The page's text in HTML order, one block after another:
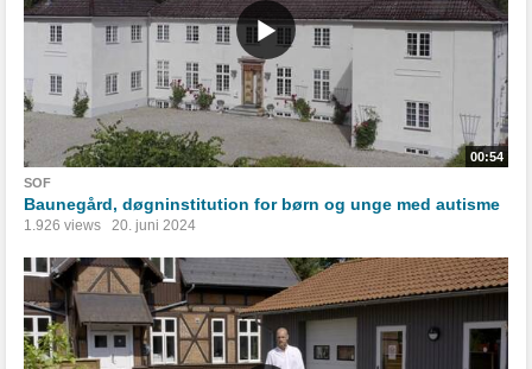
00:54
SOF
Baunegård, døgninstitution for børn og unge med autisme
1.926 views 20. juni 2024